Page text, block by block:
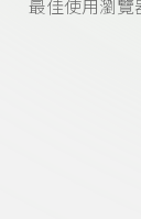
最佳使用瀏覽